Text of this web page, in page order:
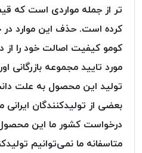
نخ
نسوز
Aramid
&
Para-
Aramid
تر از جمله مواردی است که
کرده است. حذف این موارد
کومو کیفیت اصالت خود را
مورد تایید مجموعه بازرگانی
تولید این محصول به علت
بعضی از تولیدکنندگان
درخواست کشور ما این
متاسفانه ما نمی‌توانیم